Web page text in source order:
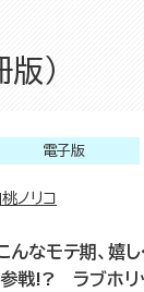
）
電子版
ノリコ
こんなモテ期、嬉
参戦!? ラブホリ